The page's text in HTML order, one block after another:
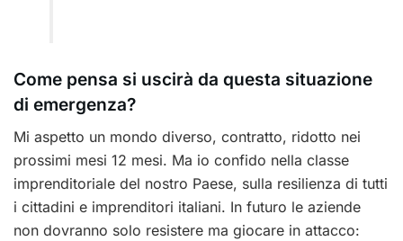
Come pensa si uscirà da questa situazione
di emergenza?
Mi aspetto un mondo diverso, contratto, ridotto nei
prossimi mesi 12 mesi. Ma io confido nella classe
imprenditoriale del nostro Paese, sulla resilienza di tutti
i cittadini e imprenditori italiani. In futuro le aziende
non dovranno solo resistere ma giocare in attacco: